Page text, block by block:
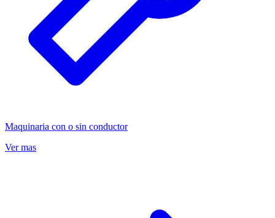
Maquinaria con o sin conductor
Ver mas